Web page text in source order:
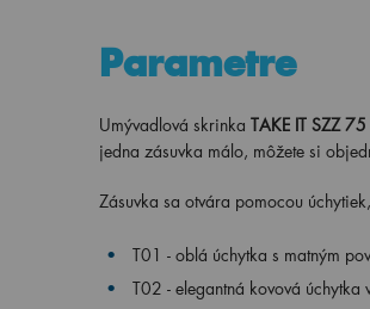
Parametre
Umývadlová skrinka TAKE IT SZZ 75
jedna zásuvka málo, môžete si
Zásuvka sa otvára pomocou úchytiek,
T01 - oblá úchytka s matným
T02 - elegantná kovová úchytka